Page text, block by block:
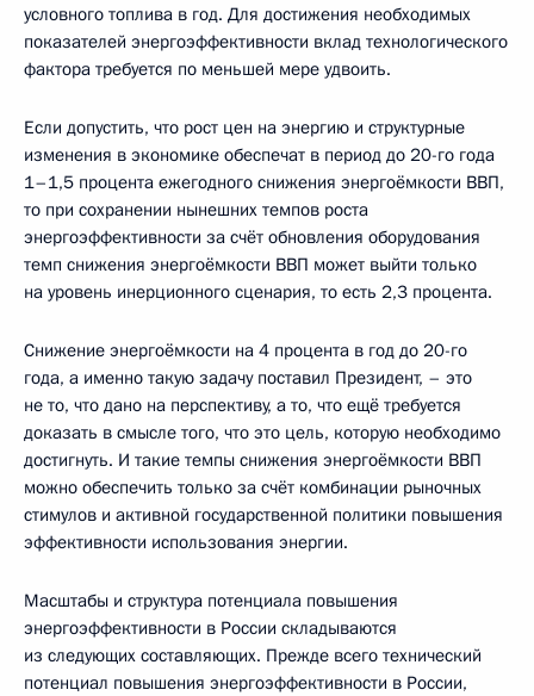
условного топлива в год. Для достижения необходимых
показателей энергоэффективности вклад технологического
фактора требуется по меньшей мере удвоить.
Если допустить, что рост цен на энергию и структурные
изменения в экономике обеспечат в период до 20-го года
1–1,5 процента ежегодного снижения энергоёмкости ВВП,
то при сохранении нынешних темпов роста
энергоэффективности за счёт обновления оборудования
темп снижения энергоёмкости ВВП может выйти только
на уровень инерционного сценария, то есть 2,3 процента.
Снижение энергоёмкости на 4 процента в год до 20-го
года, а именно такую задачу поставил Президент, – это
не то, что дано на перспективу, а то, что ещё требуется
доказать в смысле того, что это цель, которую необходимо
достигнуть. И такие темпы снижения энергоёмкости ВВП
можно обеспечить только за счёт комбинации рыночных
стимулов и активной государственной политики повышения
эффективности использования энергии.
Масштабы и структура потенциала повышения
энергоэффективности в России складываются
из следующих составляющих. Прежде всего технический
потенциал повышения энергоэффективности в России,